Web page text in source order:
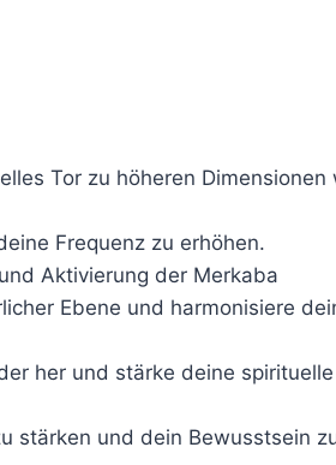
Tor zu höheren Dimensionen
Frequenz zu erhöhen.
Aktivierung der Merkaba
Ebene und harmonisiere
her und stärke deine spirituelle
stärken und dein Bewusstsein